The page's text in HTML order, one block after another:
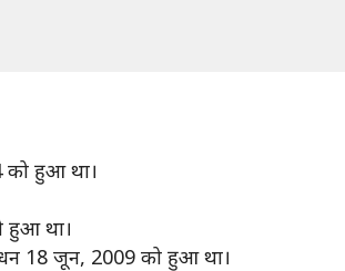
हुआ था।
हुआ था।
18 जून, 2009 को हुआ था।